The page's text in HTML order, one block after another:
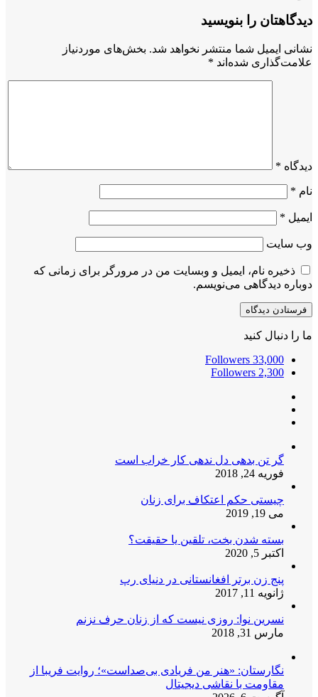
دیدگاهتان را بنویسید
نشانی ایمیل شما منتشر نخواهد شد. بخش‌های موردنیاز
علامت‌گذاری شده‌اند *
دیدگاه *
نام *
ایمیل *
وب‌ سایت
ذخیره نام، ایمیل و وبسایت من در مرورگر برای زمانی که
دوباره دیدگاهی می‌نویسم.
ما را دنبال کنید
33,000
Followers
2,300
Followers
گر تن بدهی دل ندهی کار خراب است
فوریه 24, 2018
چیستی حکم اعتکاف برای زنان
می 19, 2019
بسته شدن بخت، تلقین یا حقیقت؟
اکتبر 5, 2020
پنج زن برتر افغانستانی در دنیای رپ
ژانویه 11, 2017
نسرین نوا: روزی نیست که از زنان حرف نزنم
مارس 31, 2018
نگارستان: «هنر من فریادی بی‌صداست»؛ روایت فریبا از
مقاومت با نقاشی دیجیتال